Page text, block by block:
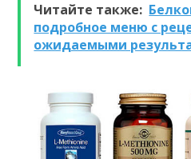
Читайте также:
подробное меню с
ожидаемыми